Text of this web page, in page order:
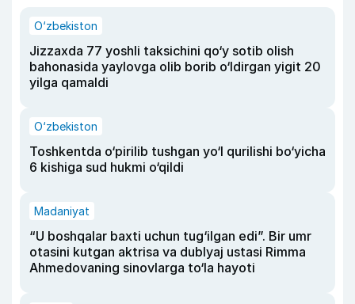
O‘zbekiston
Jizzaxda 77 yoshli taksichini qo‘y sotib olish
bahonasida yaylovga olib borib o‘ldirgan yigit 20
yilga qamaldi
O‘zbekiston
Toshkentda o‘pirilib tushgan yo‘l qurilishi bo‘yicha
6 kishiga sud hukmi o‘qildi
Madaniyat
“U boshqalar baxti uchun tug‘ilgan edi”. Bir umr
otasini kutgan aktrisa va dublyaj ustasi Rimma
Ahmedovaning sinovlarga to‘la hayoti